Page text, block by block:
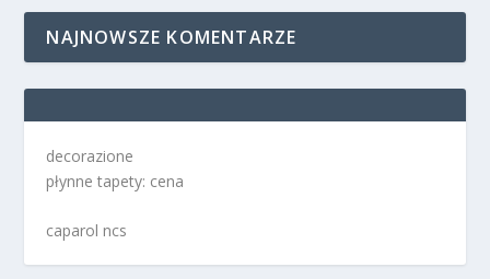
NAJNOWSZE KOMENTARZE
decorazione
płynne tapety: cena
caparol ncs